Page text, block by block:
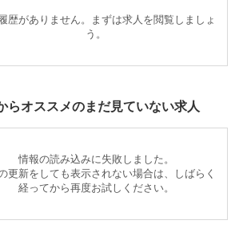
歴がありません。まずは求人を閲覧しましょ
う。
らオススメのまだ見ていない求人
情報の読み込みに失敗しました。
更新をしても表示されない場合は、しばらく
経ってから再度お試しください。